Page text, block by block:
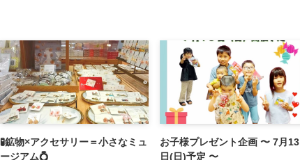
🧪鉱物×アクセサリー＝小さなミュ
ージアム💍
お子様プレゼント企画 〜 7月13
日(日)予定 〜